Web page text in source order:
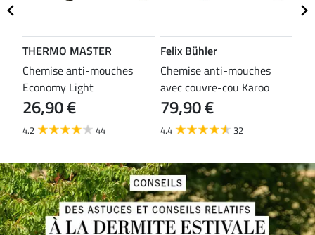
THERMO MASTER
Chemise anti-mouches
Economy Light
26,90 €
4.2 44
Felix Bühler
Chemise anti-mouches
avec couvre-cou Karoo
79,90 €
4.4 32